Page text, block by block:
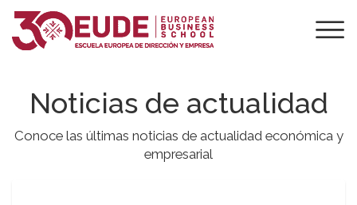
Noticias de actualidad
Conoce las últimas noticias de actualidad económica y
empresarial